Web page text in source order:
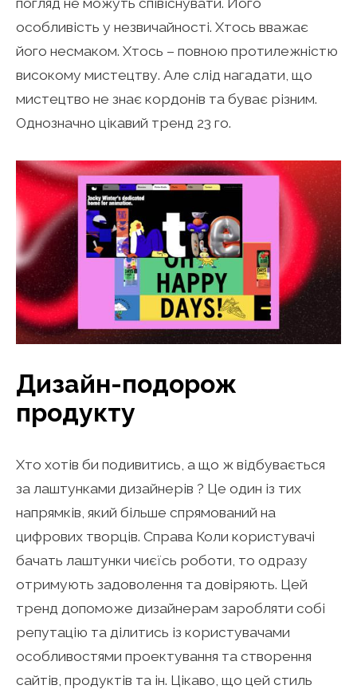
особливість у незвичайності. Хтось вважає
його несмаком. Хтось – повною протилежністю
високому мистецтву. Але слід нагадати, що
мистецтво не знає кордонів та буває різним.
Однозначно цікавий тренд 23 го.
Дизайн-подорож
продукту
Хто хотів би подивитись, а що ж відбувається
за лаштунками дизайнерів ? Це один із тих
напрямків, який більше спрямований на
цифрових творців. Справа Коли користувачі
бачать лаштунки чиєїсь роботи, то одразу
отримують задоволення та довіряють. Цей
тренд допоможе дизайнерам заробляти собі
репутацію та ділитись із користувачами
особливостями проектування та створення
сайтів, продуктів та ін. Цікаво, що цей стиль